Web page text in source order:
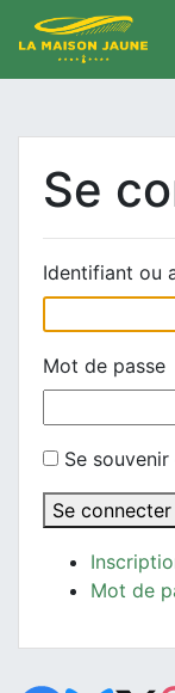
Se
Identifiant ou
Mot de passe
Se
Se connecter
Mot de